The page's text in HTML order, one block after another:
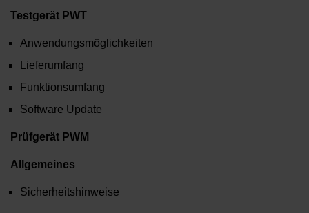
Testgerät PWT
Anwendungsmöglichkeiten
Lieferumfang
Funktionsumfang
Software Update
Prüfgerät PWM
Allgemeines
Sicherheitshinweise